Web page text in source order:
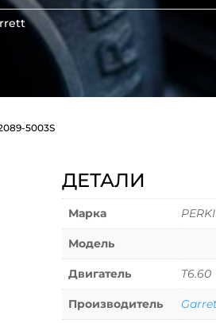
5003S
ДЕТАЛИ
Марка
Модель
Двигатель T6.60
Производитель